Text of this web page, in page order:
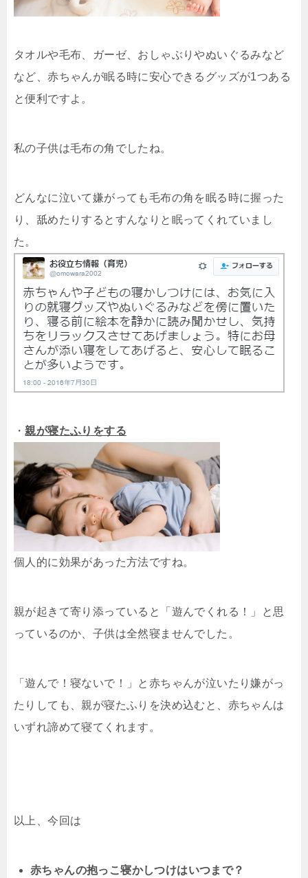
タオルや毛布、ガーゼ、おしゃぶりやぬいぐるみなど
など、赤ちゃんが眠る時に安心できるグッズが1つある
と便利ですよ。
私の子供は毛布の角でしたね。
どんなに泣いて嫌がっても毛布の角を眠る時に握った
り、舐めたりするとすんなりと眠ってくれていまし
た。
・ 親が寝たふりをする
個人的に効果があった方法ですね。
親が起きて寄り添っていると「遊んでくれる！」と思
っているのか、子供は全然寝ませんでした。
「遊んで！寝ないで！」と赤ちゃんが泣いたり嫌がっ
たりしても、親が寝たふりを決め込むと、赤ちゃんは
いずれ諦めて寝てくれます。
以上、今回は
赤ちゃんの抱っこ寝かしつけはいつまで？